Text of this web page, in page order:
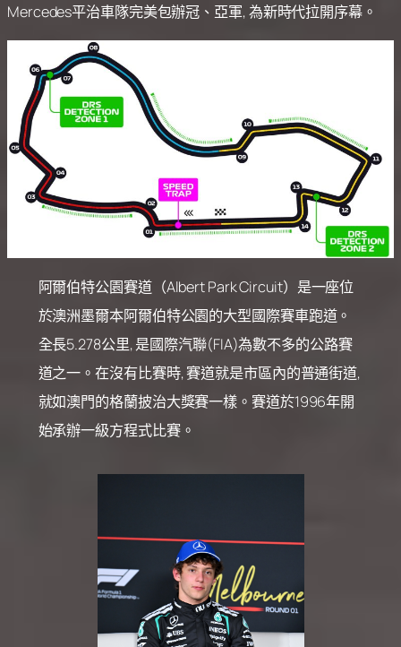
Mercedes平治車隊完美包辦冠、亞軍, 為新時代拉開序幕。
阿爾伯特公園賽道（Albert Park Circuit）是一座位
於澳洲墨爾本阿爾伯特公園的大型國際賽車跑道。
全長5.278公里, 是國際汽聯(FIA)為數不多的公路賽
道之一。在沒有比賽時, 賽道就是市區內的普通街道,
就如澳門的格蘭披治大獎賽一樣。賽道於1996年開
始承辦一級方程式比賽。